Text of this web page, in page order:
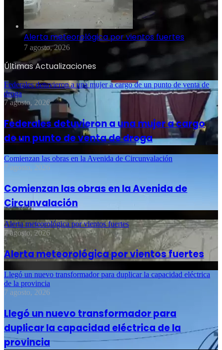
Alerta meteorológica por vientos fuertes
7 agosto, 2026
Últimas Actualizaciones
Federales detuvieron a una mujer a cargo de un punto de venta de
droga
7 agosto, 2026
Federales detuvieron a una mujer a cargo
de un punto de venta de droga
Comienzan las obras en la Avenida de Circunvalación
7 agosto, 2026
Comienzan las obras en la Avenida de
Circunvalación
Alerta meteorológica por vientos fuertes
7 agosto, 2026
Alerta meteorológica por vientos fuertes
Llegó un nuevo transformador para duplicar la capacidad eléctrica
de la provincia
7 agosto, 2026
Llegó un nuevo transformador para
duplicar la capacidad eléctrica de la
provincia